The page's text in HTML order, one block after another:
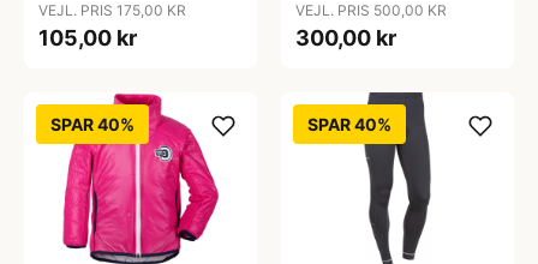
VEJL. PRIS 175,00 KR
105,00 kr
VEJL. PRIS 500,00 KR
300,00 kr
SPAR 40% SPAR 40%